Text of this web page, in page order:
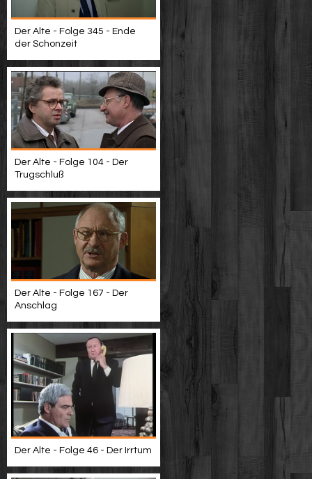
Der Alte - Folge 345 - Ende
der Schonzeit
Der Alte - Folge 104 - Der
Trugschluß
Der Alte - Folge 167 - Der
Anschlag
Der Alte - Folge 46 - Der Irrtum